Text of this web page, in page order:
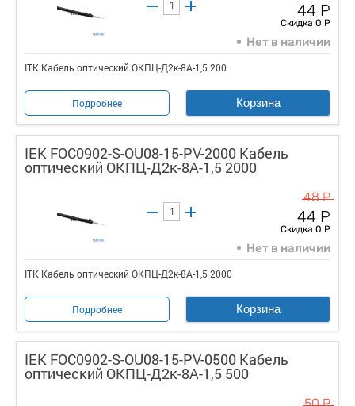
44 Р
Скидка 0 Р
Нет в наличии
ITK Кабель оптический ОКПЦ-Д2к-8А-1,5 200
Подробнее Корзина
IEK FOC0902-S-OU08-15-PV-2000 Кабель
оптический ОКПЦ-Д2к-8А-1,5 2000
48 Р
44 Р
Скидка 0 Р
Нет в наличии
ITK Кабель оптический ОКПЦ-Д2к-8А-1,5 2000
Подробнее Корзина
IEK FOC0902-S-OU08-15-PV-0500 Кабель
оптический ОКПЦ-Д2к-8А-1,5 500